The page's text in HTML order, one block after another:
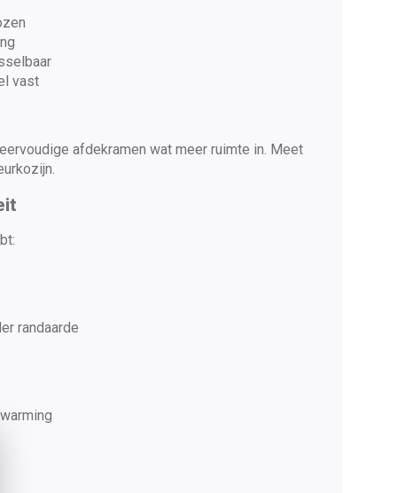
vast
afdekramen wat meer ruimte in. Meet
randaarde